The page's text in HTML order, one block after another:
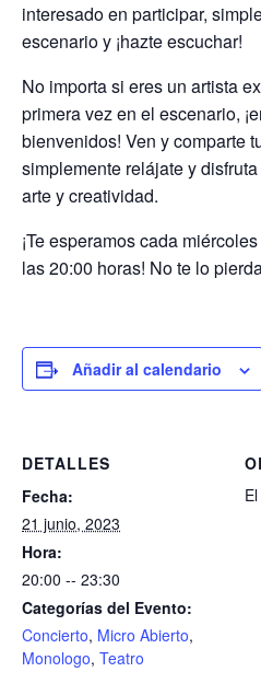
interesado en participar,
escenario y ¡hazte escuchar!
No importa si eres un artista
primera vez en el escenario,
bienvenidos! Ven y comparte
simplemente relájate y
arte y creatividad.
¡Te esperamos cada
las 20:00 horas! No te lo
Añadir al calendario
DETALLES
Fecha:
21 junio, 2023
Hora:
20:00 -- 23:30
Categorías del Evento:
Concierto, Micro Abierto,
Monologo, Teatro